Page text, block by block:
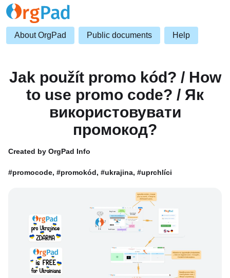
About OrgPad Public documents Help
Jak použít promo kód? / How
to use promo code? / Як
використовувати
промокод?
Created by OrgPad Info
#promocode, #promokód, #ukrajina, #uprchlíci